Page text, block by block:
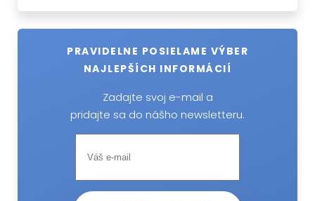
PRAVIDELNE POSIELAME VÝBER
NAJLEPŠÍCH INFORMÁCIÍ
Zadajte svoj e-mail a
pridajte sa do nášho newsletteru.